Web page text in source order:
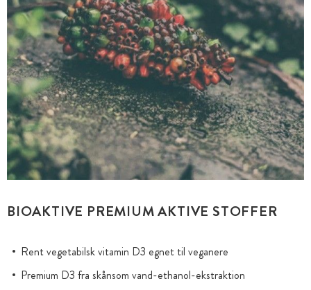
BIOAKTIVE PREMIUM AKTIVE STOFFER
Rent vegetabilsk vitamin D3 egnet til veganere
Premium D3 fra skånsom vand-ethanol-ekstraktion